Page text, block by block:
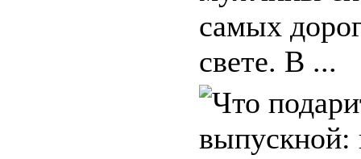
самых
свете. В ...